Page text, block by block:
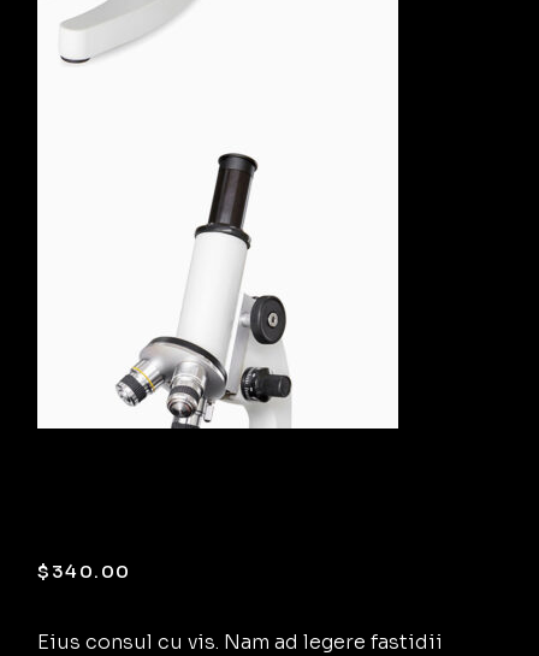
$ 340.00
Eius consul cu vis. Nam ad legere fastidii